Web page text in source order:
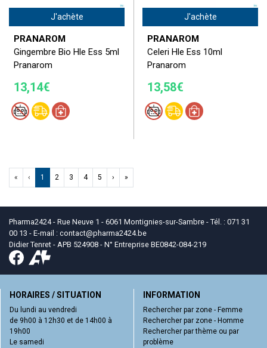
J'achète
PRANAROM
Gingembre Bio Hle Ess 5ml
Pranarom
13,14€
J'achète
PRANAROM
Celeri Hle Ess 10ml
Pranarom
13,58€
« ‹ 1 2 3 4 5 › »
Pharma2424 - Rue Neuve 1 - 6061 Montignies-sur-Sambre - Tél. : 071 31
00 13 - E-mail : contact@pharma2424.be
Didier Tenret - APB 524908 - N° Entreprise BE0842-084-219
HORAIRES / SITUATION
Du lundi au vendredi
de 9h00 à 12h30 et de 14h00 à
19h00
Le samedi
INFORMATION
Rechercher par zone - Femme
Rechercher par zone - Homme
Rechercher par thème ou par
problème